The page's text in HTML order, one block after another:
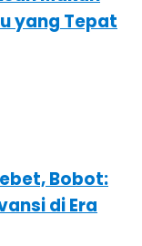
yang Tepat
Bobot:
di Era